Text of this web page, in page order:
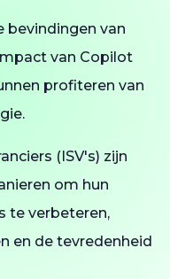
bevindingen van
van Copilot
profiteren van
(ISV's) zijn
om hun
te verbeteren,
en de tevredenheid